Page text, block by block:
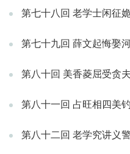
第七十八回 老学士闲征
第七十九回 薛文起悔娶
第八十回 美香菱屈受贪
第八十一回 占旺相四美
第八十二回 老学究讲义